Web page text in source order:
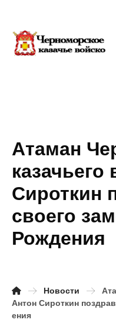
Атаман
казачьего
Сироткин
своего
Рождения
Новости
Антон Сироткин
ения